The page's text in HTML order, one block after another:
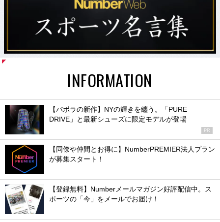
INFORMATION
【バボラの新作】NYの輝きを纏う。「PURE
DRIVE」と最新シューズに限定モデルが登場
PR
【同僚や仲間とお得に】NumberPREMIER法人プラン
が募集スタート！
【登録無料】Numberメールマガジン好評配信中。ス
ポーツの「今」をメールでお届け！